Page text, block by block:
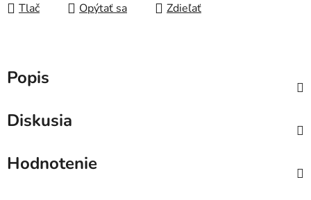
Tlač Opýtať sa Zdieľať
Popis
Diskusia
Hodnotenie